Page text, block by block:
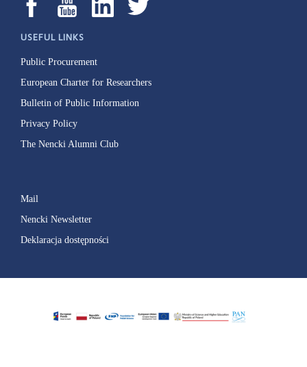
USEFUL LINKS
Public Procurement
European Charter for Researchers
Bulletin of Public Information
Privacy Policy
The Nencki Alumni Club
Mail
Nencki Newsletter
Deklaracja dostępności